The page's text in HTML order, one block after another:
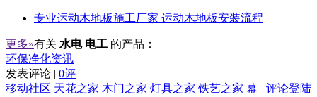
专业运动木地板施工厂家 运动木地板安装流程
更多»有关 水电 电工 的产品：
环保净化资讯
发表评论 | 0评
评论登陆
移动社区 天花之家 木门之家 灯具之家 铁艺之家 幕